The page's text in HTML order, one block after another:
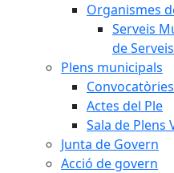
Organismes
Serveis
de
Plens municipals
Actes del Ple
Sala de Plens
Junta de Govern
Acció de govern